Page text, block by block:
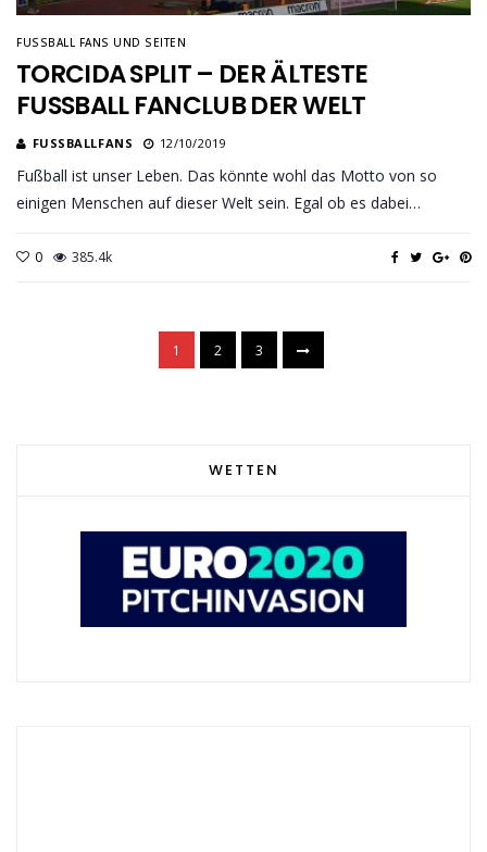
FUSSBALL FANS UND SEITEN
TORCIDA SPLIT – DER ÄLTESTE
FUSSBALL FANCLUB DER WELT
FUSSBALLFANS 12/10/2019
Fußball ist unser Leben. Das könnte wohl das Motto von so
einigen Menschen auf dieser Welt sein. Egal ob es dabei…
0 385.4k
1 2 3
WETTEN